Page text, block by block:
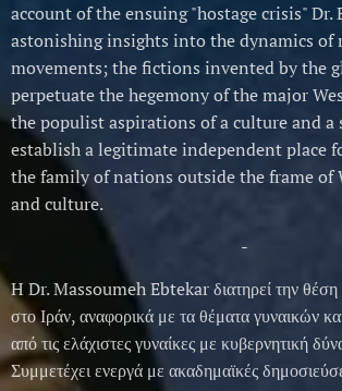
account of the ensuing "hostage crisis" Dr.
astonishing insights into the dynamics of
movements; the fictions invented by the
perpetuate the hegemony of the major
the populist aspirations of a culture and
establish a legitimate independent place
the family of nations outside the frame of
and culture.
-
H Dr. Massoumeh Ebtekar διατηρεί την θέση
στο Ιράν, αναφορικά με τα θέματα γυναικών
από τις ελάχιστες γυναίκες με κυβερνητική
Συμμετέχει ενεργά με ακαδημαϊκές